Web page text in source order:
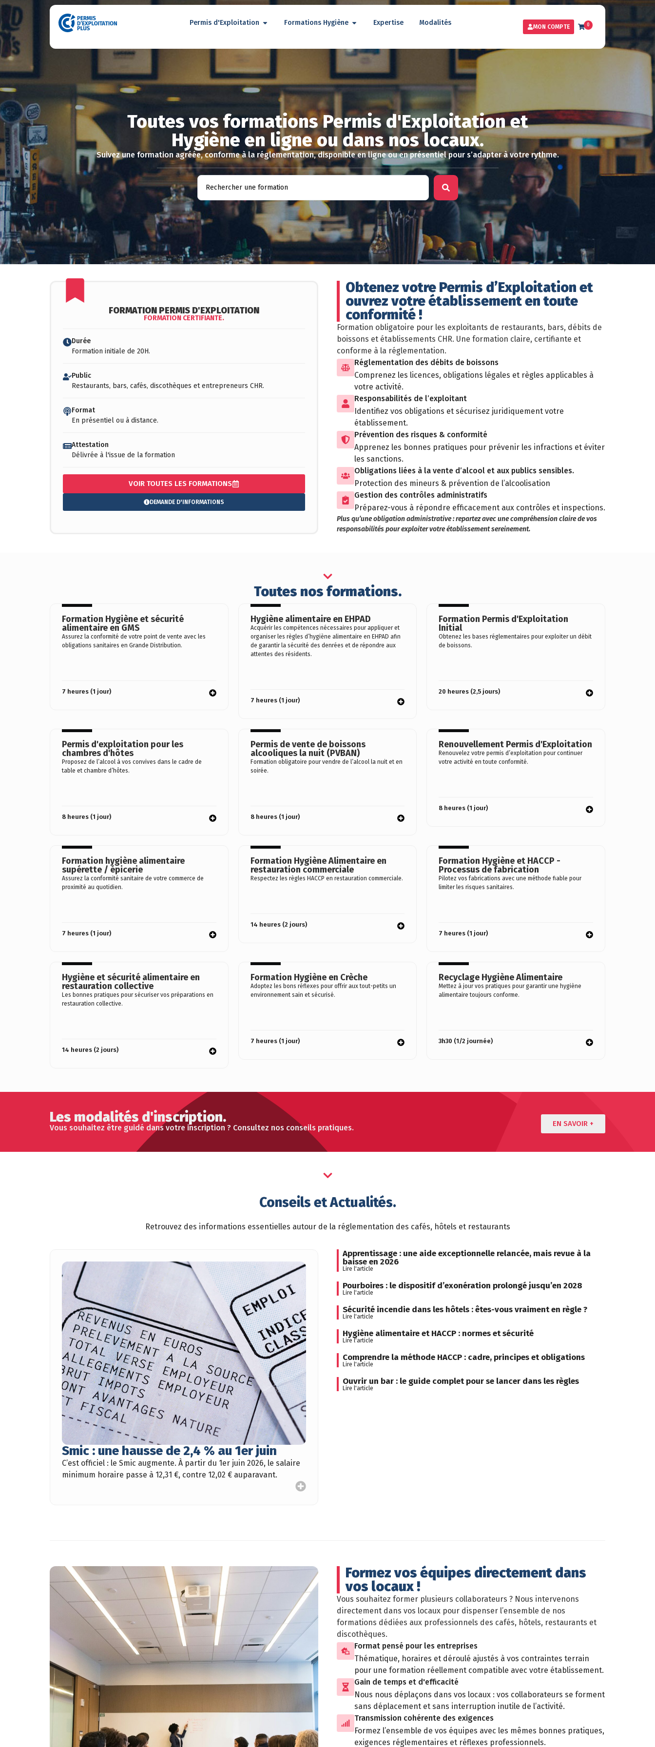
Permis d'Exploitation Formations Hygiène Expertise Modalités MON COMPTE 0
Toutes vos formations Permis d'Exploitation et
Hygiène en ligne ou dans nos locaux.
Suivez une formation agréée, conforme à la réglementation, disponible en ligne ou en présentiel pour s’adapter à votre rythme.
FORMATION PERMIS D'EXPLOITATION
FORMATION CERTIFIANTE.
Durée
Formation initiale de 20H.
Public
Restaurants, bars, cafés, discothèques et entrepreneurs CHR.
Format
En présentiel ou à distance.
Attestation
Délivrée à l'issue de la formation
VOIR TOUTES LES FORMATIONS
DEMANDE D'INFORMATIONS
Obtenez votre Permis d’Exploitation et
ouvrez votre établissement en toute
conformité !
Formation obligatoire pour les exploitants de restaurants, bars, débits de
boissons et établissements CHR. Une formation claire, certifiante et
conforme à la réglementation.
Réglementation des débits de boissons
Comprenez les licences, obligations légales et règles applicables à
votre activité.
Responsabilités de l’exploitant
Identifiez vos obligations et sécurisez juridiquement votre
établissement.
Prévention des risques & conformité
Apprenez les bonnes pratiques pour prévenir les infractions et éviter
les sanctions.
Obligations liées à la vente d’alcool et aux publics sensibles.
Protection des mineurs & prévention de l’alcoolisation
Gestion des contrôles administratifs
Préparez-vous à répondre efficacement aux contrôles et inspections.
Plus qu’une obligation administrative : repartez avec une compréhension claire de vos
responsabilités pour exploiter votre établissement sereinement.
Toutes nos formations.
Formation Hygiène et sécurité
alimentaire en GMS
Assurez la conformité de votre point de vente avec les
obligations sanitaires en Grande Distribution.
7 heures (1 jour)
Hygiène alimentaire en EHPAD
Acquérir les compétences nécessaires pour appliquer et
organiser les règles d’hygiène alimentaire en EHPAD afin
de garantir la sécurité des denrées et de répondre aux
attentes des résidents.
7 heures (1 jour)
Formation Permis d'Exploitation
Initial
Obtenez les bases réglementaires pour exploiter un débit
de boissons.
20 heures (2,5 jours)
Permis d'exploitation pour les
chambres d'hôtes
Proposez de l’alcool à vos convives dans le cadre de
table et chambre d’hôtes.
8 heures (1 jour)
Permis de vente de boissons
alcooliques la nuit (PVBAN)
Formation obligatoire pour vendre de l’alcool la nuit et en
soirée.
8 heures (1 jour)
Renouvellement Permis d'Exploitation
Renouvelez votre permis d’exploitation pour continuer
votre activité en toute conformité.
8 heures (1 jour)
Formation hygiène alimentaire
supérette / épicerie
Assurez la conformité sanitaire de votre commerce de
proximité au quotidien.
7 heures (1 jour)
Formation Hygiène Alimentaire en
restauration commerciale
Respectez les règles HACCP en restauration commerciale.
14 heures (2 jours)
Formation Hygiène et HACCP -
Processus de fabrication
Pilotez vos fabrications avec une méthode fiable pour
limiter les risques sanitaires.
7 heures (1 jour)
Hygiène et sécurité alimentaire en
restauration collective
Les bonnes pratiques pour sécuriser vos préparations en
restauration collective.
14 heures (2 jours)
Formation Hygiène en Crèche
Adoptez les bons réflexes pour offrir aux tout-petits un
environnement sain et sécurisé.
7 heures (1 jour)
Recyclage Hygiène Alimentaire
Mettez à jour vos pratiques pour garantir une hygiène
alimentaire toujours conforme.
3h30 (1/2 journée)
Les modalités d'inscription.
Vous souhaitez être guidé dans votre inscription ? Consultez nos conseils pratiques. EN SAVOIR +
Conseils et Actualités.
Retrouvez des informations essentielles autour de la réglementation des cafés, hôtels et restaurants
Smic : une hausse de 2,4 % au 1er juin
C’est officiel : le Smic augmente. À partir du 1er juin 2026, le salaire
minimum horaire passe à 12,31 €, contre 12,02 € auparavant.
Apprentissage : une aide exceptionnelle relancée, mais revue à la
baisse en 2026
Lire l'article
Pourboires : le dispositif d’exonération prolongé jusqu’en 2028
Lire l'article
Sécurité incendie dans les hôtels : êtes-vous vraiment en règle ?
Lire l'article
Hygiène alimentaire et HACCP : normes et sécurité
Lire l'article
Comprendre la méthode HACCP : cadre, principes et obligations
Lire l'article
Ouvrir un bar : le guide complet pour se lancer dans les règles
Lire l'article
Formez vos équipes directement dans
vos locaux !
Vous souhaitez former plusieurs collaborateurs ? Nous intervenons
directement dans vos locaux pour dispenser l’ensemble de nos
formations dédiées aux professionnels des cafés, hôtels, restaurants et
discothèques.
Format pensé pour les entreprises
Thématique, horaires et déroulé ajustés à vos contraintes terrain
pour une formation réellement compatible avec votre établissement.
Gain de temps et d'efficacité
Nous nous déplaçons dans vos locaux : vos collaborateurs se forment
sans déplacement et sans interruption inutile de l’activité.
Transmission cohérente des exigences
Formez l’ensemble de vos équipes avec les mêmes bonnes pratiques,
exigences réglementaires et réflexes professionnels.